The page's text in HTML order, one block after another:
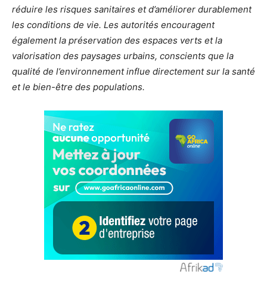
réduire les risques sanitaires et d’améliorer durablement
les conditions de vie. Les autorités encouragent
également la préservation des espaces verts et la
valorisation des paysages urbains, conscients que la
qualité de l’environnement influe directement sur la santé
et le bien-être des populations.